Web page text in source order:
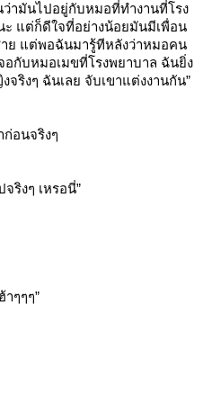
ามันไปอยู่กับหมอที่ทำงานที่โรง
แต่ก็ดีใจที่อย่างน้อยมันมีเพื่อน
ย แต่พอฉันมารู้ทีหลังว่าหมอคน
กับหมอเมขที่โรงพยาบาล ฉันยิ่ง
งๆ ฉันเลย จับเขาแต่งงานกัน”
ก่อนจริงๆ
ริงๆ เหรอนี่”
ๆๆๆ”